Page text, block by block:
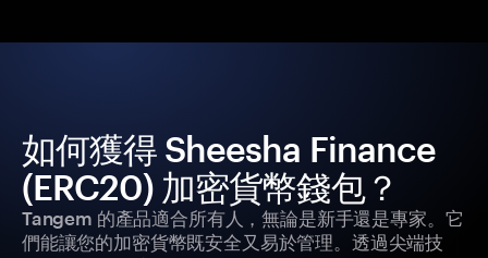
如何獲得 Sheesha Finance
(ERC20) 加密貨幣錢包？
Tangem 的產品適合所有人，無論是新手還是專家。它
們能讓您的加密貨幣既安全又易於管理。透過尖端技